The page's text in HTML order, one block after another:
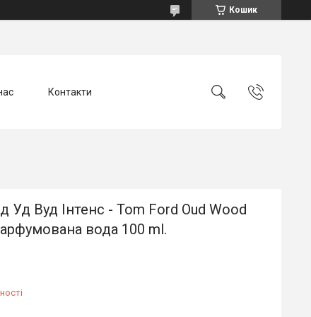
Кошик
Контакти
Уд Вуд Інтенс - Tom Ford Oud Wood
вода 100 ml.